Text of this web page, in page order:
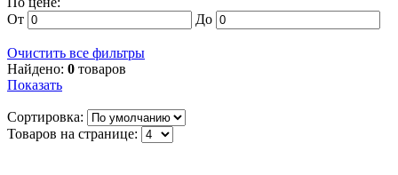
От
До
Очистить все фильтры
Найдено: 0 товаров
Показать
Сортировка:
Товаров на странице: